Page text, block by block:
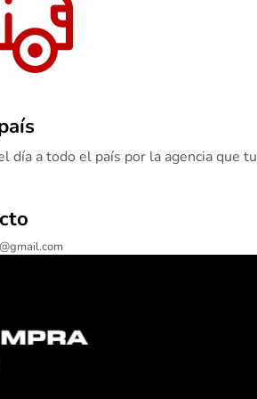
día a todo el país por la agencia que tu